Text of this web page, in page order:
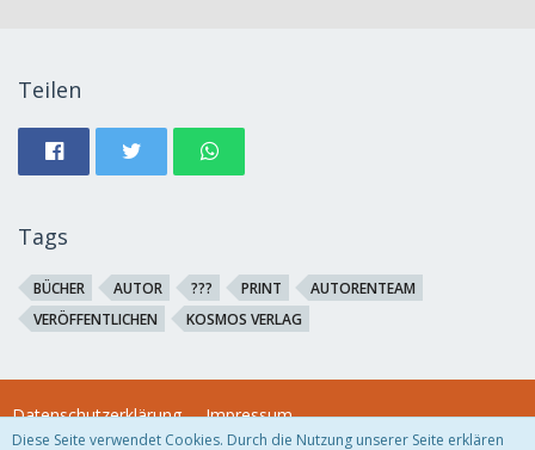
Teilen
Tags
BÜCHER AUTOR ??? PRINT
AUTORENTEAM
VERÖFFENTLICHEN
KOSMOS VERLAG
Datenschutzerklärung Impressum
Diese Seite verwendet Cookies. Durch die Nutzung unserer Seite erklären